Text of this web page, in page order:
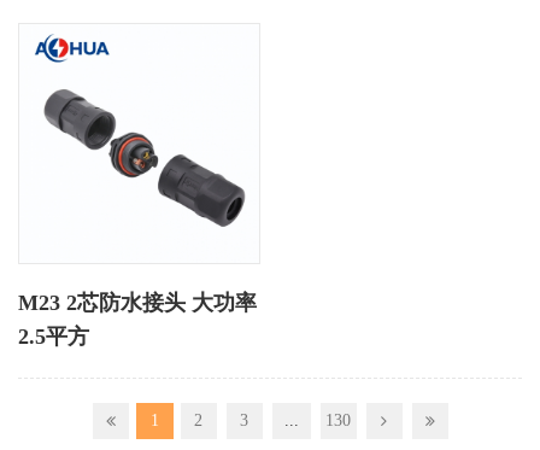
M23 2芯防水接头 大功率
2.5平方
1 2 3 ... 130